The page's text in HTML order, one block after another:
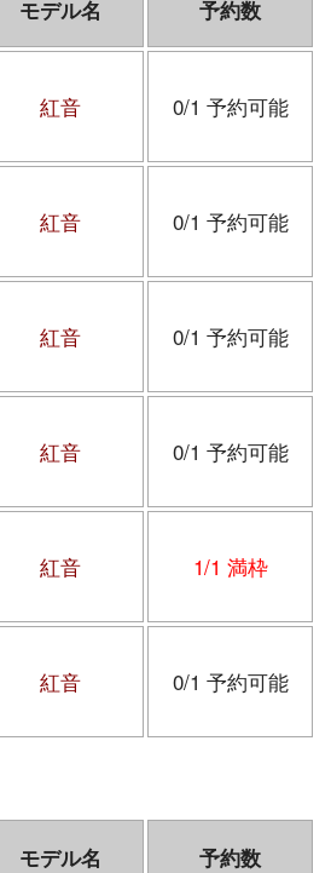
モデル名 予約数
紅音 0/1 予約可能
紅音 0/1 予約可能
紅音 0/1 予約可能
紅音 0/1 予約可能
紅音 1/1 満枠
紅音 0/1 予約可能
モデル名 予約数